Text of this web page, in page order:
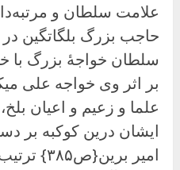
علامت سلطان و
حاجب بزرگ بلگاتگین در
سلطان خواجهٔ بزرگ با
بر اثر وی خواجه على
علما و زعیم و اعیان
ایشان درین کوکبه بر
امیر